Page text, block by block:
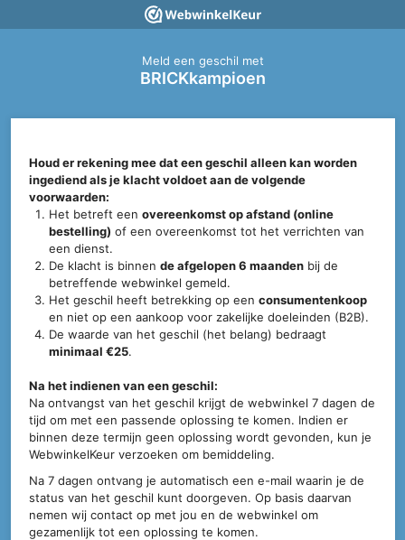
Meld een geschil met
BRICKkampioen
Houd er rekening mee dat een geschil alleen kan worden
ingediend als je klacht voldoet aan de volgende
voorwaarden:
Het betreft eenovereenkomst op afstand (online
bestelling) of een overeenkomst tot het verrichten van
een dienst.
De klacht is binnende afgelopen 6 maanden bij de
betreffende webwinkel gemeld.
Het geschil heeft betrekking op eenconsumentenkoop
en niet op een aankoop voor zakelijke doeleinden (B2B).
De waarde van het geschil (het belang) bedraagt
minimaal €25.
Na het indienen van een geschil:
Na ontvangst van het geschil krijgt de webwinkel 7 dagen de
tijd om met een passende oplossing te komen. Indien er
binnen deze termijn geen oplossing wordt gevonden, kun je
WebwinkelKeur verzoeken om bemiddeling.
Na 7 dagen ontvang je automatisch een e-mail waarin je de
status van het geschil kunt doorgeven. Op basis daarvan
nemen wij contact op met jou en de webwinkel om
gezamenlijk tot een oplossing te komen.